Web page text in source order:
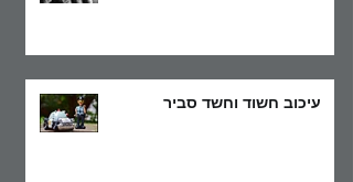
עיכוב חשוד וחשד סביר